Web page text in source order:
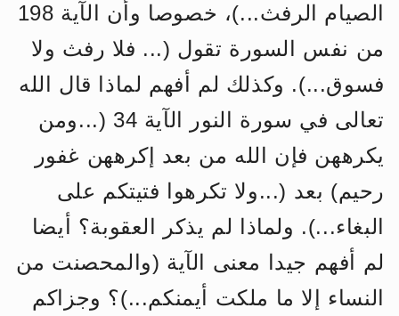
الحجّ.. دلالات، حِكم، وأهداف >> المزيد
اقرأ هذا المقال في أهمية عيد
الصيام الرفث...)، خصوصا وأن الآية 198
من نفس السورة تقول (... فلا رفث ولا
فسوق...). وكذلك لم أفهم لماذا قال الله
تعالى في سورة النور الآية 34 (...ومن
يكرههن فإن الله من بعد إكرههن غفور
رحيم) بعد (...ولا تكرهوا فتيتكم على
البغاء...). ولماذا لم يذكر العقوبة؟ أيضا
لم أفهم جيدا معنى الآية (والمحصنت من
النساء إلا ما ملكت أيمنكم...)؟ وجزاكم